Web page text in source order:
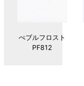
ぺブルフロスト
PF812